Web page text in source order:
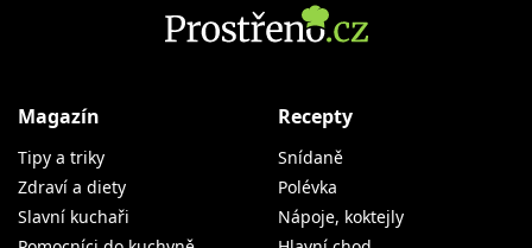
Magazín
Tipy a triky
Zdraví a diety
Slavní kuchaři
Recepty
Snídaně
Polévka
Nápoje, koktejly